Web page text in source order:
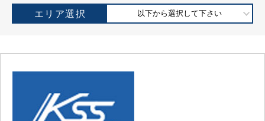
エリア選択 以下から選択して下さい